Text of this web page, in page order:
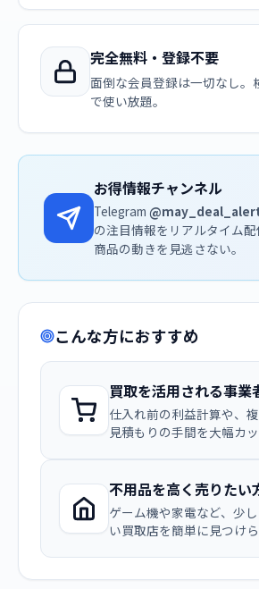
完全無料・登録不要
面倒な会員登録は一切なし。
で使い放題。
お得情報チャンネル
Telegram
の注目情報をリアルタイム
商品の動きを見逃さない。
こんな方におすすめ
買取を活用される事業
仕入れ前の利益計算や、
見積もりの手間を大幅カッ
不用品を高く売りたい
ゲーム機や家電など、少
い買取店を簡単に見つけら